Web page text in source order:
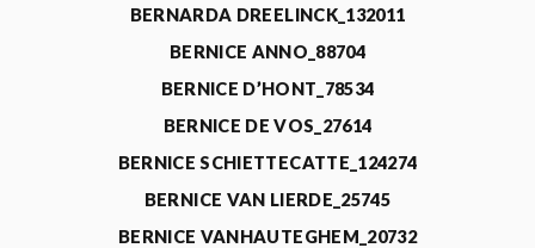
BERNARDA DREELINCK_132011
BERNICE ANNO_88704
BERNICE D’HONT_78534
BERNICE DE VOS_27614
BERNICE SCHIETTECATTE_124274
BERNICE VAN LIERDE_25745
BERNICE VANHAUTEGHEM_20732